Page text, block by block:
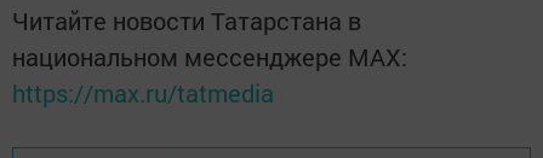
Читайте новости Татарстана в
национальном мессенджере MАХ:
https://max.ru/tatmedia